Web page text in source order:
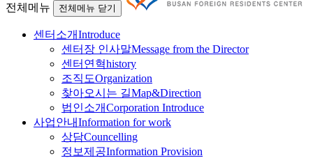
전체메뉴 전체메뉴 닫기
센터소개Introduce
센터장 인사말Message from the Director
센터연혁history
조직도Organization
찾아오시는 길Map&Direction
법인소개Corporation Introduce
사업안내Information for work
상담Councelling
정보제공Information Provision